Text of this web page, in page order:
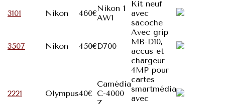
3101
Nikon 460€
Nikon 1
AW1
Kit neuf
avec
sacoche
3507 Nikon 450€D700
Avec grip
MB-D10,
accus et
chargeur
2221 Olympus40€
Camédia
C-4000
4MP pour
cartes
smartmédia
avec